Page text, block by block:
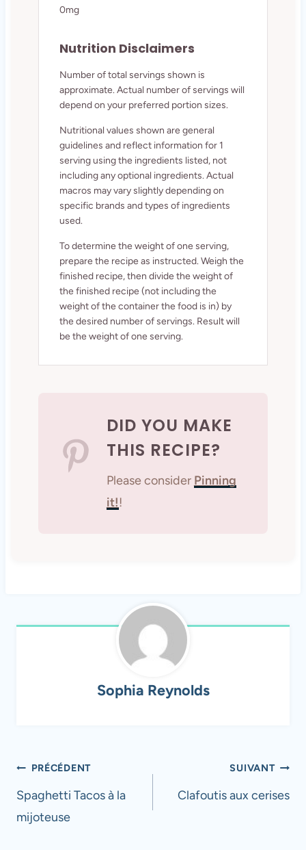
0mg
Nutrition Disclaimers
Number of total servings shown is
approximate. Actual number of servings will
depend on your preferred portion sizes.
Nutritional values shown are general
guidelines and reflect information for 1
serving using the ingredients listed, not
including any optional ingredients. Actual
macros may vary slightly depending on
specific brands and types of ingredients
used.
To determine the weight of one serving,
prepare the recipe as instructed. Weigh the
finished recipe, then divide the weight of
the finished recipe (not including the
weight of the container the food is in) by
the desired number of servings. Result will
be the weight of one serving.
DID YOU MAKE
THIS RECIPE?
Please consider Pinning
it!!
Sophia Reynolds
Navigation
de
l’article
PRÉCÉDENT
Spaghetti Tacos à la
mijoteuse
SUIVANT
Clafoutis aux cerises